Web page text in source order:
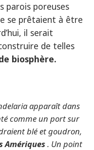
parois poreuses
se prêtaient à être
il serait
de telles
biosphère.
apparaît dans
comme un port sur
blé et goudron,
Amériques. Un point